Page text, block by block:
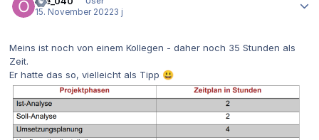
15. November 20223 j
Meins ist noch von einem Kollegen - daher noch 35 Stunden als
Zeit.
Er hatte das so, vielleicht als Tipp 😃